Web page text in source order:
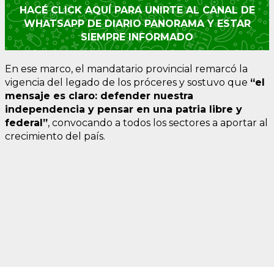
HACÉ CLICK AQUÍ PARA UNIRTE AL CANAL DE
WHATSAPP DE DIARIO PANORAMA Y ESTAR
SIEMPRE INFORMADO
En ese marco, el mandatario provincial remarcó la
vigencia del legado de los próceres y sostuvo que “el
mensaje es claro: defender nuestra
independencia y pensar en una patria libre y
federal”, convocando a todos los sectores a aportar al
crecimiento del país.